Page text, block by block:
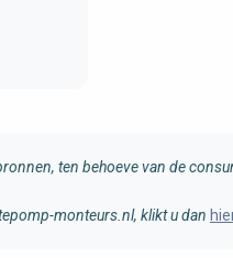
ten behoeve van de
monteurs.nl, klikt u dan